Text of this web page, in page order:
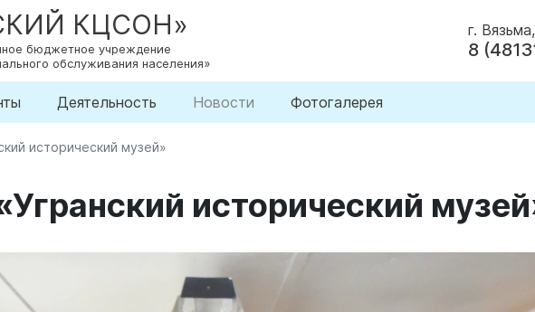
КЦСОН»
бюджетное учреждение
обслуживания населения»
г.
8
Деятельность Новости Фотогалерея
исторический музей»
исторический